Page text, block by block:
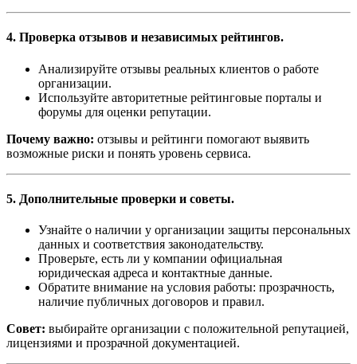
4. Проверка отзывов и независимых рейтингов.
Анализируйте отзывы реальных клиентов о работе
организации.
Используйте авторитетные рейтинговые порталы и
форумы для оценки репутации.
Почему важно: отзывы и рейтинги помогают выявить
возможные риски и понять уровень сервиса.
5. Дополнительные проверки и советы.
Узнайте о наличии у организации защиты персональных
данных и соответствия законодательству.
Проверьте, есть ли у компании официальная
юридическая адреса и контактные данные.
Обратите внимание на условия работы: прозрачность,
наличие публичных договоров и правил.
Совет: выбирайте организации с положительной репутацией,
лицензиями и прозрачной документацией.